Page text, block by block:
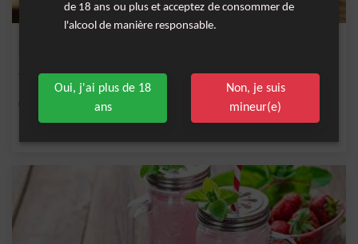
Smoothie très frais et très léger, à savourer sans modération !
de 18 ans ou plus et acceptez de consommer de
l'alcool de manière responsable.
Oui, j'ai plus de 18
ans
Non, je suis
mineur(e)